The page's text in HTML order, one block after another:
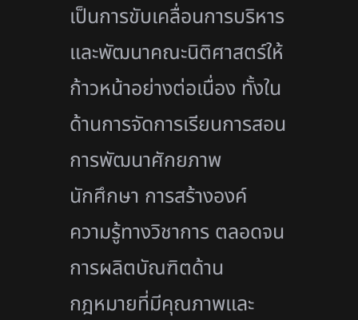
เป็นการขับเคลื่อนการบริหาร
และพัฒนาคณะนิติศาสตร์ให้
ก้าวหน้าอย่างต่อเนื่อง ทั้งใน
ด้านการจัดการเรียนการสอน
การพัฒนาศักยภาพ
นักศึกษา การสร้างองค์
ความรู้ทางวิชาการ ตลอดจน
การผลิตบัณฑิตด้าน
กฎหมายที่มีคุณภาพและ